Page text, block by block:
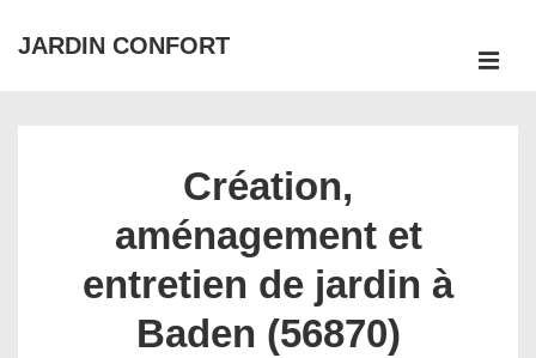
passer
JARDIN CONFORT
Création,
aménagement et
entretien de jardin à
Baden (56870)